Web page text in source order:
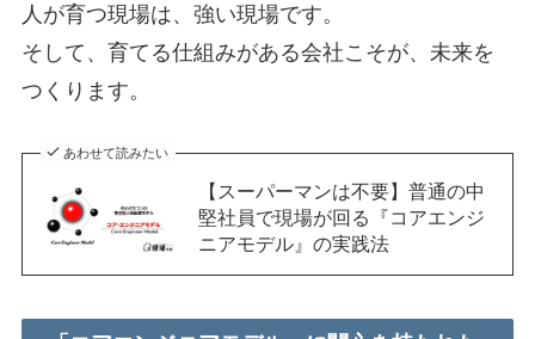
人が育つ現場は、強い現場です。
そして、育てる仕組みがある会社こそが、未来を
つくります。
あわせて読みたい
【スーパーマンは不要】普通の中
堅社員で現場が回る『コアエンジ
ニアモデル』の実践法